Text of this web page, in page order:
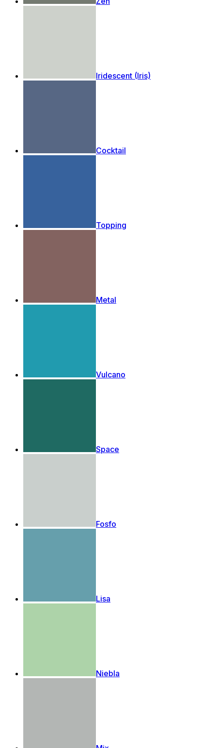
Iridescent (Iris)
Cocktail
Topping
Metal
Vulcano
Space
Fosfo
Lisa
Niebla